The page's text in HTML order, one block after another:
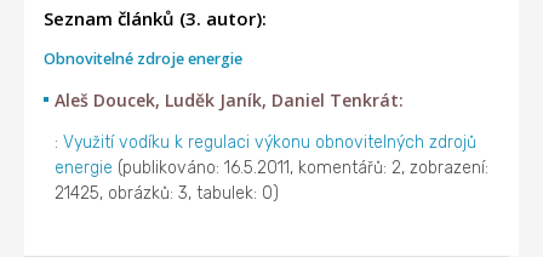
Seznam článků (3. autor):
Obnovitelné zdroje energie
Aleš Doucek, Luděk Janík, Daniel Tenkrát:
:Využití vodíku k regulaci výkonu obnovitelných zdrojů
energie (publikováno: 16.5.2011, komentářů: 2, zobrazení:
21425, obrázků: 3, tabulek: 0)